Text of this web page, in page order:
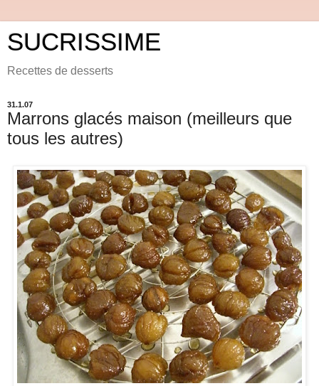
SUCRISSIME
Recettes de desserts
31.1.07
Marrons glacés maison (meilleurs que
tous les autres)